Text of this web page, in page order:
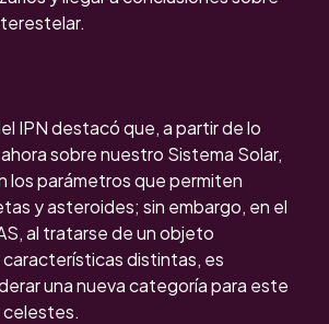
IPN destacó que, a partir de lo
sobre nuestro Sistema Solar,
los parámetros que permiten
y asteroides; sin embargo, en el
al tratarse de un objeto
distintas, es
una nueva categoría para este